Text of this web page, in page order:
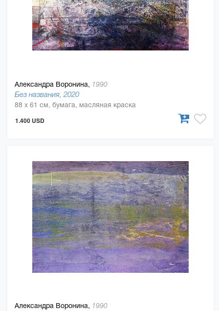
Александра Воронина, 1990
Без названия, 2020
88 x 61 см, бумага, масляная краска
1.400 USD
Александра Воронина, 1990